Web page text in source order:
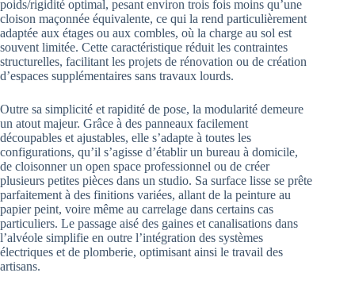
poids/rigidité optimal, pesant environ trois fois moins qu’une
cloison maçonnée équivalente, ce qui la rend particulièrement
adaptée aux étages ou aux combles, où la charge au sol est
souvent limitée. Cette caractéristique réduit les contraintes
structurelles, facilitant les projets de rénovation ou de création
d’espaces supplémentaires sans travaux lourds.
Outre sa simplicité et rapidité de pose, la modularité demeure
un atout majeur. Grâce à des panneaux facilement
découpables et ajustables, elle s’adapte à toutes les
configurations, qu’il s’agisse d’établir un bureau à domicile,
de cloisonner un open space professionnel ou de créer
plusieurs petites pièces dans un studio. Sa surface lisse se prête
parfaitement à des finitions variées, allant de la peinture au
papier peint, voire même au carrelage dans certains cas
particuliers. Le passage aisé des gaines et canalisations dans
l’alvéole simplifie en outre l’intégration des systèmes
électriques et de plomberie, optimisant ainsi le travail des
artisans.